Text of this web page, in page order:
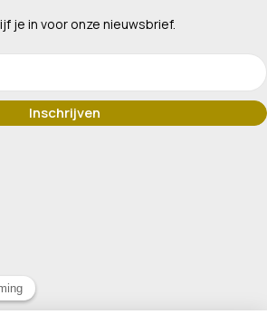
je in voor onze nieuwsbrief.